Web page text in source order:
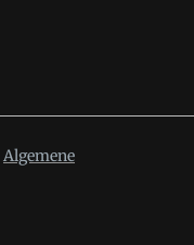
Algemene